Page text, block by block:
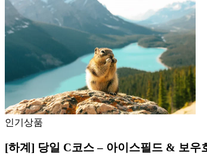
인기상품
[하계] 당일 C코스 – 아이스필드 & 보우